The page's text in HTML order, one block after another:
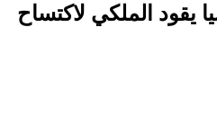
الملكي لاكتساح